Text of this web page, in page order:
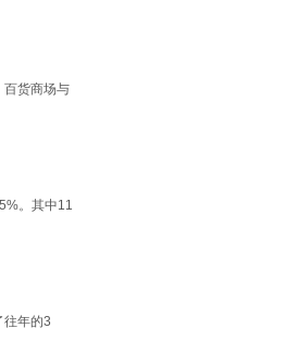
百货商场与
。其中11
往年的3